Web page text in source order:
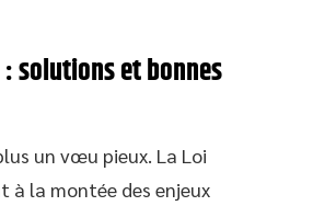
solutions et bonnes
un vœu pieux. La Loi
à la montée des enjeux